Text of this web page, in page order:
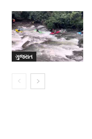
ગુજરાત